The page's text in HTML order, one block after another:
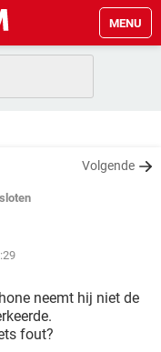
MENU
10
Volgende
neemt hij niet de
fout?